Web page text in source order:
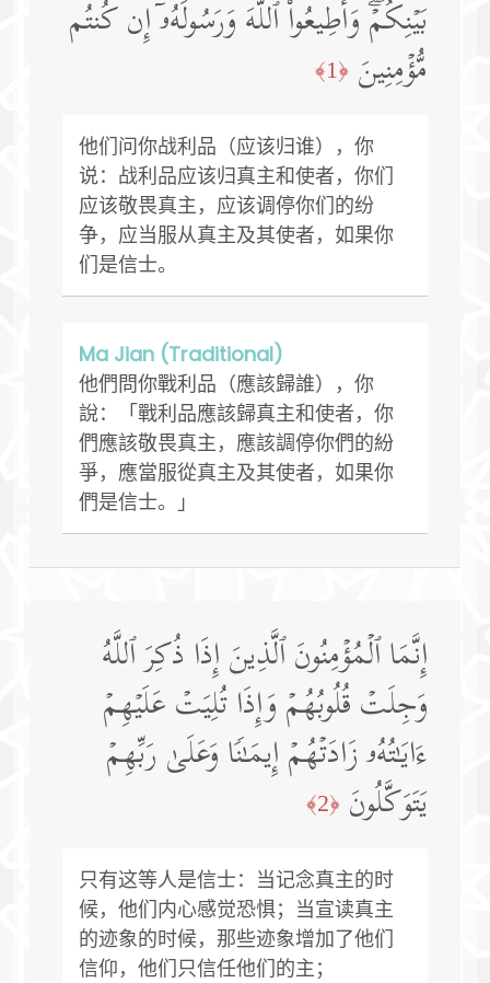
بَیۡنِكُمۡۖ وَأَطِیعُوا۟ ٱللَّهَ وَرَسُولَهُۥۤ إِن كُنتُم
مُّؤۡمِنِینَ ﴿1﴾
他们问你战利品（应该归谁），你
说：战利品应该归真主和使者，你们
应该敬畏真主，应该调停你们的纷
争，应当服从真主及其使者，如果你
们是信士。
Ma Jian (Traditional)
他們問你戰利品（應該歸誰），你
說：「戰利品應該歸真主和使者，你
們應該敬畏真主，應該調停你們的紛
爭，應當服從真主及其使者，如果你
們是信士。」
إِنَّمَا ٱلۡمُؤۡمِنُونَ ٱلَّذِینَ إِذَا ذُكِرَ ٱللَّهُ
وَجِلَتۡ قُلُوبُهُمۡ وَإِذَا تُلِیَتۡ عَلَیۡهِمۡ
ءَایَـٰتُهُۥ زَادَتۡهُمۡ إِیمَـٰنࣰا وَعَلَىٰ رَبِّهِمۡ
یَتَوَكَّلُونَ ﴿2﴾
只有这等人是信士：当记念真主的时
候，他们内心感觉恐惧；当宣读真主
的迹象的时候，那些迹象增加了他们
信仰，他们只信任他们的主；